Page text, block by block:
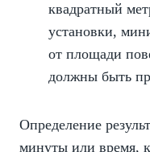
квадратный
установки,
от площади
должны быть
Определение
минуты или время,